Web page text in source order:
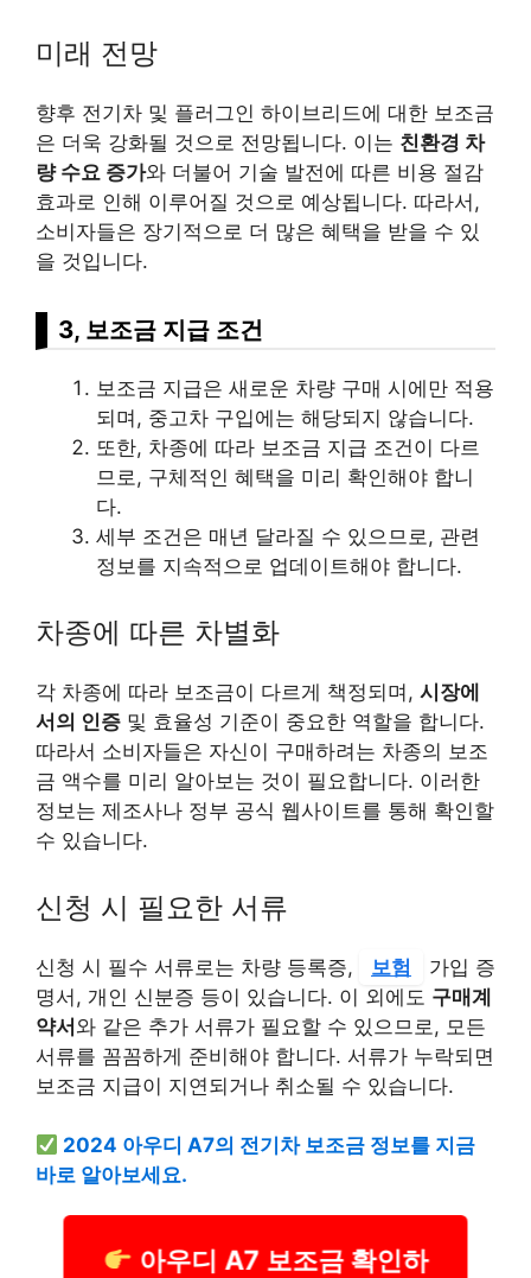
미래 전망
향후 전기차 및 플러그인 하이브리드에 대한 보조금
은 더욱 강화될 것으로 전망됩니다. 이는 친환경 차
량 수요 증가와 더불어 기술 발전에 따른 비용 절감
효과로 인해 이루어질 것으로 예상됩니다. 따라서,
소비자들은 장기적으로 더 많은 혜택을 받을 수 있
을 것입니다.
3, 보조금 지급 조건
보조금 지급은 새로운 차량 구매 시에만 적용
되며, 중고차 구입에는 해당되지 않습니다.
또한, 차종에 따라 보조금 지급 조건이 다르
므로, 구체적인 혜택을 미리 확인해야 합니
다.
세부 조건은 매년 달라질 수 있으므로, 관련
정보를 지속적으로 업데이트해야 합니다.
차종에 따른 차별화
각 차종에 따라 보조금이 다르게 책정되며, 시장에
서의 인증 및 효율성 기준이 중요한 역할을 합니다.
따라서 소비자들은 자신이 구매하려는 차종의 보조
금 액수를 미리 알아보는 것이 필요합니다. 이러한
정보는 제조사나 정부 공식 웹사이트를 통해 확인할
수 있습니다.
신청 시 필요한 서류
신청 시 필수 서류로는 차량 등록증, 보험
가입 증
명서, 개인 신분증 등이 있습니다. 이 외에도 구매계
약서와 같은 추가 서류가 필요할 수 있으므로, 모든
서류를 꼼꼼하게 준비해야 합니다. 서류가 누락되면
보조금 지급이 지연되거나 취소될 수 있습니다.
2024 아우디 A7의 전기차 보조금 정보를 지금
바로 알아보세요.
아우디 A7 보조금 확인하